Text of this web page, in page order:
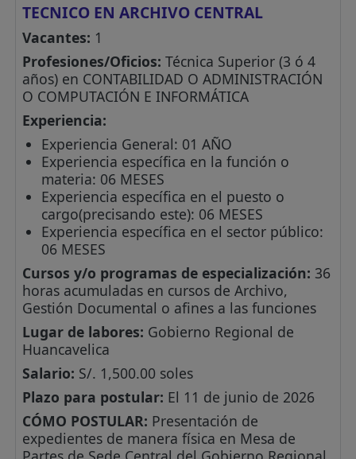
TECNICO EN ARCHIVO CENTRAL
Vacantes: 1
Profesiones/Oficios: Técnica Superior (3 ó 4
años) en CONTABILIDAD O ADMINISTRACIÓN
O COMPUTACIÓN E INFORMÁTICA
Experiencia:
Experiencia General: 01 AÑO
Experiencia específica en la función o
materia: 06 MESES
Experiencia específica en el puesto o
cargo(precisando este): 06 MESES
Experiencia específica en el sector público:
06 MESES
Cursos y/o programas de especialización: 36
horas acumuladas en cursos de Archivo,
Gestión Documental o afines a las funciones
Lugar de labores: Gobierno Regional de
Huancavelica
Salario: S/. 1,500.00 soles
Plazo para postular: El 11 de junio de 2026
CÓMO POSTULAR: Presentación de
expedientes de manera física en Mesa de